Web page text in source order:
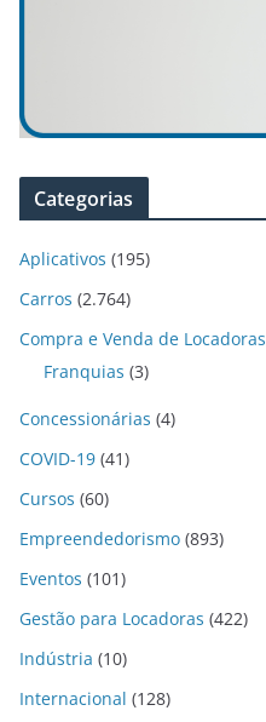
Categorias
Aplicativos (195)
Carros (2.764)
Compra e Venda de Locadoras
Franquias (3)
Concessionárias (4)
COVID-19 (41)
Cursos (60)
Empreendedorismo (893)
Eventos (101)
Gestão para Locadoras (422)
Indústria (10)
Internacional (128)